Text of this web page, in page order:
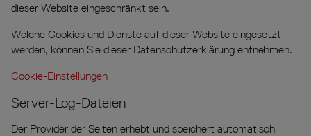
dieser Website eingeschränkt sein.
Welche Cookies und Dienste auf dieser Website eingesetzt
werden, können Sie dieser Datenschutzerklärung entnehmen.
Cookie-Einstellungen
Server-Log-Dateien
Der Provider der Seiten erhebt und speichert automatisch